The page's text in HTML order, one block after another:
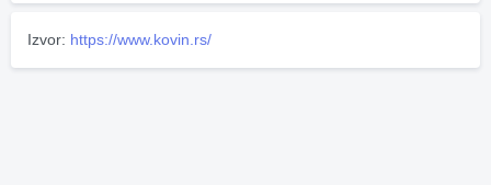
Izvor: https://www.kovin.rs/